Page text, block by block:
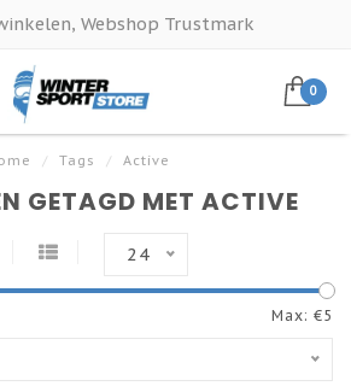
Webshop Trustmark
0
/ Tags / Active
GETAGD MET ACTIVE
24
Max: €5